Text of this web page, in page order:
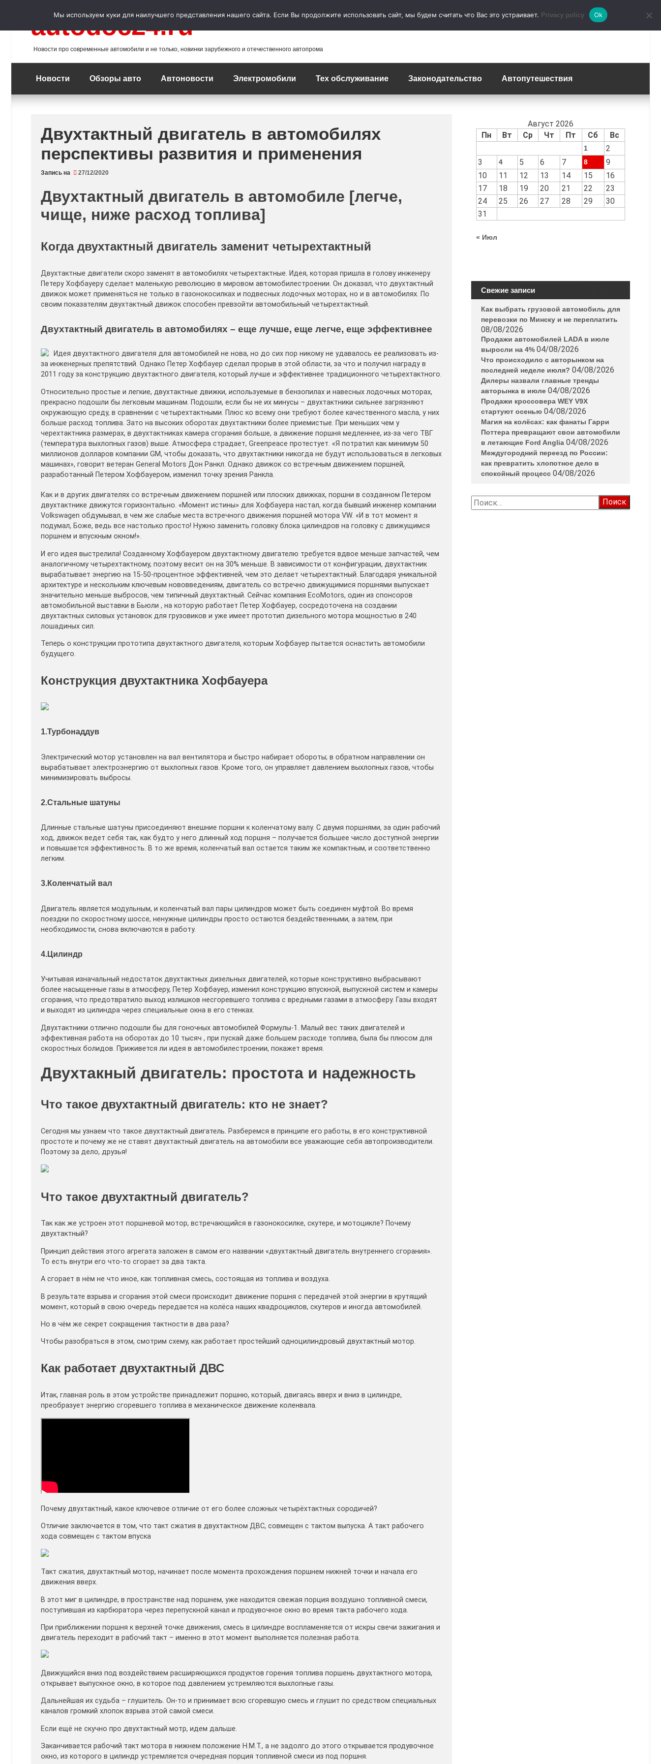
autodoc24.ru
Новости про современные автомобили и не только, новинки зарубежного и отечественного автопрома
Новости Обзоры авто Автоновости Электромобили Тех обслуживание Законодательство Автопутешествия
Двухтактный двигатель в автомобилях
перспективы развития и применения
Запись на 27/12/2020
Двухтактный двигатель в автомобиле [легче,
чище, ниже расход топлива]
Когда двухтактный двигатель заменит четырехтактный
Двухтактные двигатели скоро заменят в автомобилях четырехтактные. Идея, которая пришла в голову инженеру
Петеру Хофбауеру сделает маленькую революцию в мировом автомобилестроении. Он доказал, что двухтактный
движок может применяться не только в газонокосилках и подвесных лодочных моторах, но и в автомобилях. По
своим показателям двухтактный движок способен превзойти автомобильный четырехтактный.
Двухтактный двигатель в автомобилях – еще лучше, еще легче, еще эффективнее
Идея двухтактного двигателя для автомобилей не нова, но до сих пор никому не удавалось ее реализовать из-
за инженерных препятствий. Однако Петер Хофбауер сделал прорыв в этой области, за что и получил награду в
2011 году за конструкцию двухтактного двигателя, который лучше и эффективнее традиционного четырехтактного.
Относительно простые и легкие, двухтактные движки, используемые в бензопилах и навесных лодочных моторах,
прекрасно подошли бы легковым машинам. Подошли, если бы не их минусы – двухтактники сильнее загрязняют
окружающую среду, в сравнении с четырехтактными. Плюс ко всему они требуют более качественного масла, у них
больше расход топлива. Зато на высоких оборотах двухтактники более приемистые. При меньших чем у
черехтактника размерах, в двухтактниках камера сгорания больше, а движение поршня медленнее, из-за чего ТВГ
(температура выхлопных газов) выше. Атмосфера страдает, Greenpeace протестует. «Я потратил как минимум 50
миллионов долларов компании GM, чтобы доказать, что двухтактники никогда не будут использоваться в легковых
машинах», говорит ветеран General Motors Дон Ранкл. Однако движок со встречным движением поршней,
разработанный Петером Хофбауером, изменил точку зрения Ранкла.
Как и в других двигателях со встречным движением поршней или плоских движках, поршни в созданном Петером
двухтактнике движутся горизонтально. «Момент истины» для Хофбауера настал, когда бывший инженер компании
Volkswagen обдумывал, в чем же слабые места встречного движения поршней мотора VW. «И в тот момент я
подумал, Боже, ведь все настолько просто! Нужно заменить головку блока цилиндров на головку с движущимся
поршнем и впускным окном!».
И его идея выстрелила! Созданному Хофбауером двухтактному двигателю требуется вдвое меньше запчастей, чем
аналогичному четырехтактному, поэтому весит он на 30% меньше. В зависимости от конфигурации, двухтактник
вырабатывает энергию на 15-50-процентное эффективней, чем это делает четырехтактный. Благодаря уникальной
архитектуре и нескольким ключевым нововведениям, двигатель со встречно движущимися поршнями выпускает
значительно меньше выбросов, чем типичный двухтактный. Сейчас компания EcoMotors, один из спонсоров
автомобильной выставки в Бьюли , на которую работает Петер Хофбауер, сосредоточена на создании
двухтактных силовых установок для грузовиков и уже имеет прототип дизельного мотора мощностью в 240
лошадиных сил.
Теперь о конструкции прототипа двухтактного двигателя, которым Хофбауер пытается оснастить автомобили
будущего.
Конструкция двухтактника Хофбауера
1.Турбонаддув
Электрический мотор установлен на вал вентилятора и быстро набирает обороты; в обратном направлении он
вырабатывает электроэнергию от выхлопных газов. Кроме того, он управляет давлением выхлопных газов, чтобы
минимизировать выбросы.
2.Стальные шатуны
Длинные стальные шатуны присоединяют внешние поршни к коленчатому валу. С двумя поршнями, за один рабочий
ход, движок ведет себя так, как будто у него длинный ход поршня – получается большее число доступной энергии
и повышается эффективность. В то же время, коленчатый вал остается таким же компактным, и соответственно
легким.
3.Коленчатый вал
Двигатель является модульным, и коленчатый вал пары цилиндров может быть соединен муфтой. Во время
поездки по скоростному шоссе, ненужные цилиндры просто остаются бездейственными, а затем, при
необходимости, снова включаются в работу.
4.Цилиндр
Учитывая изначальный недостаток двухтактных дизельных двигателей, которые конструктивно выбрасывают
более насыщенные газы в атмосферу, Петер Хофбауер, изменил конструкцию впускной, выпускной систем и камеры
сгорания, что предотвратило выход излишков несгоревшего топлива с вредными газами в атмосферу. Газы входят
и выходят из цилиндра через специальные окна в его стенках.
Двухтактники отлично подошли бы для гоночных автомобилей Формулы-1. Малый вес таких двигателей и
эффективная работа на оборотах до 10 тысяч , при пускай даже большем расходе топлива, была бы плюсом для
скоростных болидов. Приживется ли идея в автомобилестроении, покажет время.
Двухтакный двигатель: простота и надежность
Что такое двухтактный двигатель: кто не знает?
Сегодня мы узнаем что такое двухтактный двигатель. Разберемся в принципе его работы, в его конструктивной
простоте и почему же не ставят двухтактный двигатель на автомобили все уважающие себя автопроизводители.
Поэтому за дело, друзья!
Что такое двухтактный двигатель?
Так как же устроен этот поршневой мотор, встречающийся в газонокосилке, скутере, и мотоцикле? Почему
двухтактный?
Принцип действия этого агрегата заложен в самом его названии «двухтактный двигатель внутреннего сгорания».
То есть внутри его что-то сгорает за два такта.
А сгорает в нём не что иное, как топливная смесь, состоящая из топлива и воздуха.
В результате взрыва и сгорания этой смеси происходит движение поршня с передачей этой энергии в крутящий
момент, который в свою очередь передается на колёса наших квадроциклов, скутеров и иногда автомобилей.
Но в чём же секрет сокращения тактности в два раза?
Чтобы разобраться в этом, смотрим схему, как работает простейший одноцилиндровый двухтактный мотор.
Как работает двухтактный ДВС
Итак, главная роль в этом устройстве принадлежит поршню, который, двигаясь вверх и вниз в цилиндре,
преобразует энергию сгоревшего топлива в механическое движение коленвала.
Почему двухтактный, какое ключевое отличие от его более сложных четырёхтактных сородичей?
Отличие заключается в том, что такт сжатия в двухтактном ДВС, совмещен с тактом выпуска. А такт рабочего
хода совмещен с тактом впуска
Такт сжатия, двухтактный мотор, начинает после момента прохождения поршнем нижней точки и начала его
движения вверх.
В этот миг в цилиндре, в пространстве над поршнем, уже находится свежая порция воздушно топливной смеси,
поступившая из карбюратора через перепускной канал и продувочное окно во время такта рабочего хода.
При приближении поршня к верхней точке движения, смесь в цилиндре воспламеняется от искры свечи зажигания и
двигатель переходит в рабочий такт – именно в этот момент выполняется полезная работа.
Движущийся вниз под воздействием расширяющихся продуктов горения топлива поршень двухтактного мотора,
открывает выпускное окно, в которое под давлением устремляются выхлопные газы.
Дальнейшая их судьба – глушитель. Он-то и принимает всю сгоревшую смесь и глушит по средством специальных
каналов громкий хлопок взрыва этой самой смеси.
Если ещё не скучно про двухтактный мотр, идем дальше.
Заканчивается рабочий такт мотора в нижнем положение Н.М.Т., а не задолго до этого открывается продувочное
окно, из которого в цилиндр устремляется очередная порция топливной смеси из под поршня.
Август 2026
Пн
Вт Ср Чт Пт Сб Вс
1
2
3
4 5 6 7 8
9
10
11 12 13 14 15
16
17
18 19 20 21 22
23
24
25 26 27 28 29
30
31
« Июл
Свежие записи
Как выбрать грузовой автомобиль для
перевозки по Минску и не переплатить
08/08/2026
Продажи автомобилей LADA в июле
выросли на 4% 04/08/2026
Что происходило с авторынком на
последней неделе июля? 04/08/2026
Дилеры назвали главные тренды
авторынка в июле 04/08/2026
Продажи кроссовера WEY V9X
стартуют осенью 04/08/2026
Магия на колёсах: как фанаты Гарри
Поттера превращают свои автомобили
в летающие Ford Anglia 04/08/2026
Междугородний переезд по России:
как превратить хлопотное дело в
спокойный процесс 04/08/2026
Найти:
Мы используем куки для наилучшего представления нашего сайта. Если Вы продолжите использовать сайт, мы будем считать что Вас это устраивает. Privacy policy Ok